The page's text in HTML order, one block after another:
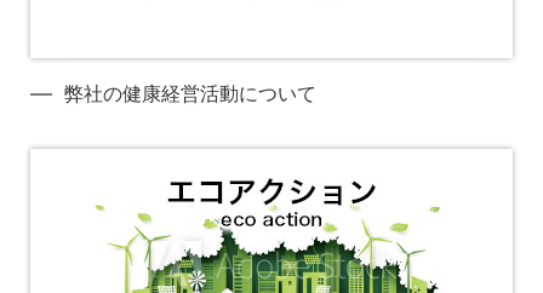
弊社の健康経営活動について